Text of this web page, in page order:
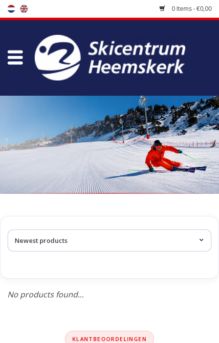
0 Items - €0,00
Store
Maintenance
koopgidsen
Products tagged with
insulation vest
No products found...
KLANTBEOORDELINGEN